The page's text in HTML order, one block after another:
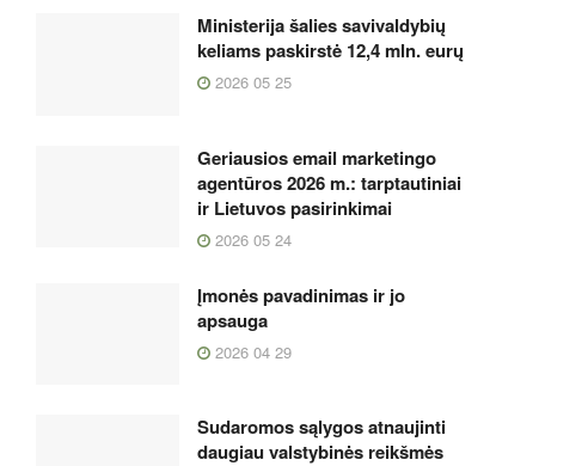
Ministerija šalies savivaldybių
keliams paskirstė 12,4 mln. eurų
2026 05 25
Geriausios email marketingo
agentūros 2026 m.: tarptautiniai
ir Lietuvos pasirinkimai
2026 05 24
Įmonės pavadinimas ir jo
apsauga
2026 04 29
Sudaromos sąlygos atnaujinti
daugiau valstybinės reikšmės